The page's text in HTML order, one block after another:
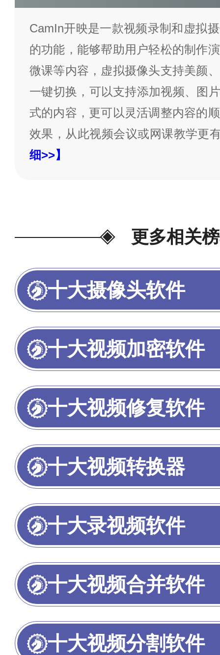
CamIn开映是一款视频录制和虚拟
的功能，能够帮助用户轻松的制作
微课等内容，虚拟摄像头支持美颜
一键切换，可以支持添加视频、图
式的内容，更可以灵活调整内容的
效果，从此视频会议或网课教学更
细>>】
更多相关
十大摄像头软件
十大视频加密软件
十大视频修复软件
十大视频转换器
十大录视频软件
十大视频合并软件
十大视频分割软件